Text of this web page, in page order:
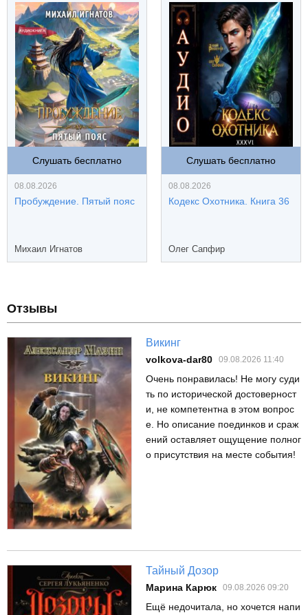
Слушать бесплатно
08.08.2026
Пробуждение. Пятый пояс
Михаил Игнатов
Слушать бесплатно
08.08.2026
Кодекс Охотника. Книга 36
Олег Сапфир
Отзывы
Викинг
volkova-dar80 09.08.2026 11:40
Очень понравилась! Не могу суди
ть по исторической достоверност
и, не компетентна в этом вопрос
е. Но описание поединков и сраж
ений оставляет ощущение полног
о присутствия на месте события!
Тайный Дозор
Марина Карюк 09.08.2026 09:20
Ещё недочитала, но хочется напи